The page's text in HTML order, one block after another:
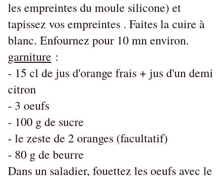
les empreintes du moule silicone) et
tapissez vos empreintes . Faites la cuire à
blanc. Enfournez pour 10 mn environ.
garniture :
- 15 cl de jus d'orange frais + jus d'un demi
citron
- 3 oeufs
- 100 g de sucre
- le zeste de 2 oranges (facultatif)
- 80 g de beurre
Dans un saladier, fouettez les oeufs avec le